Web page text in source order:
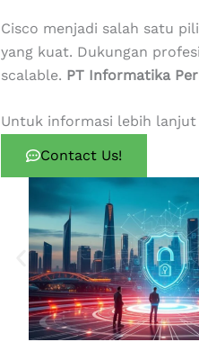
Cisco menjadi salah satu
yang kuat. Dukungan
scalable. PT Informatika
Untuk informasi lebih
Contact Us!